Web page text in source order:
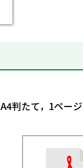
A4判たて，1ページ